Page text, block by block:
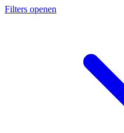
Filters openen